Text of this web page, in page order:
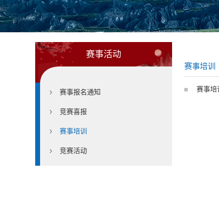
赛事活动
赛事报名通知
竞赛喜报
赛事培训
竞赛活动
赛事培训
赛事培